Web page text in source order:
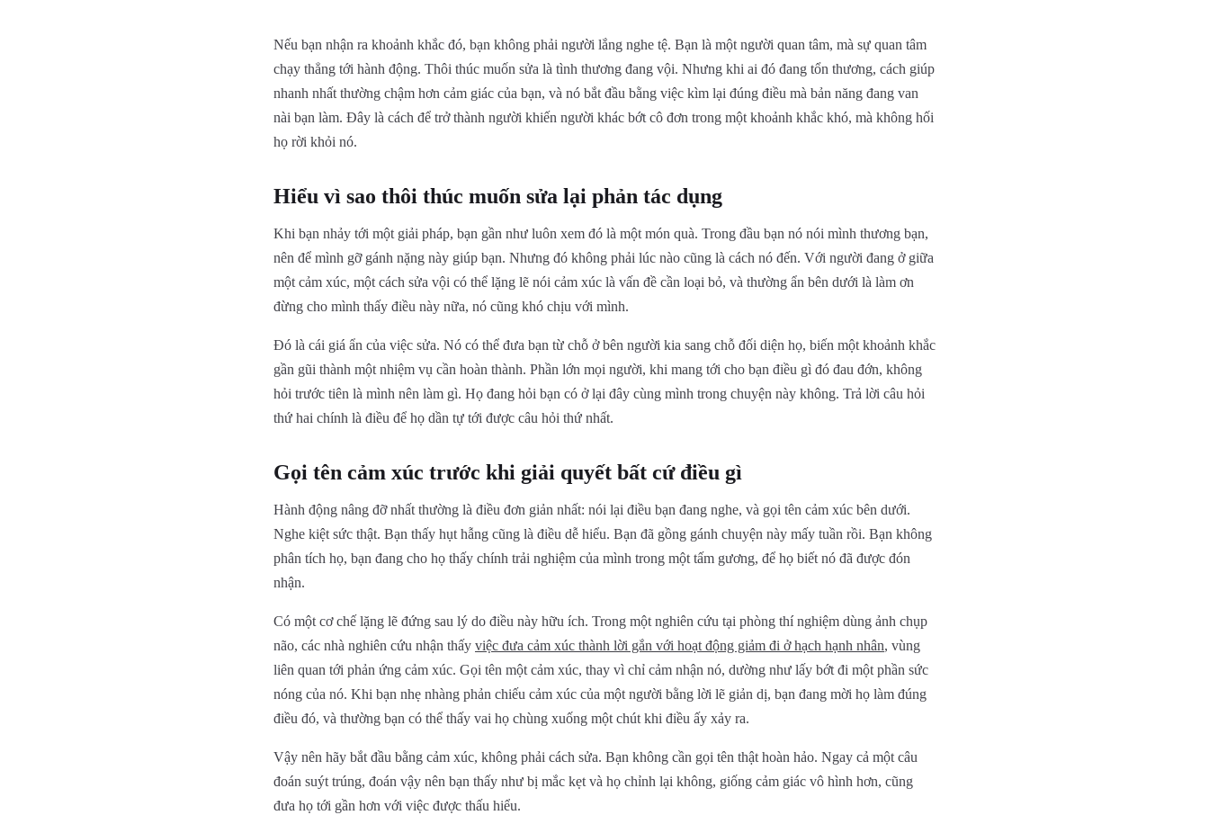
Nếu bạn nhận ra khoảnh khắc đó, bạn không phải người lắng nghe tệ. Bạn là một người quan tâm, mà sự quan tâm
chạy thẳng tới hành động. Thôi thúc muốn sửa là tình thương đang vội. Nhưng khi ai đó đang tổn thương, cách giúp
nhanh nhất thường chậm hơn cảm giác của bạn, và nó bắt đầu bằng việc kìm lại đúng điều mà bản năng đang van
nài bạn làm. Đây là cách để trở thành người khiến người khác bớt cô đơn trong một khoảnh khắc khó, mà không hối
họ rời khỏi nó.
Hiểu vì sao thôi thúc muốn sửa lại phản tác dụng
Khi bạn nhảy tới một giải pháp, bạn gần như luôn xem đó là một món quà. Trong đầu bạn nó nói mình thương bạn,
nên để mình gỡ gánh nặng này giúp bạn. Nhưng đó không phải lúc nào cũng là cách nó đến. Với người đang ở giữa
một cảm xúc, một cách sửa vội có thể lặng lẽ nói cảm xúc là vấn đề cần loại bỏ, và thường ẩn bên dưới là làm ơn
đừng cho mình thấy điều này nữa, nó cũng khó chịu với mình.
Đó là cái giá ẩn của việc sửa. Nó có thể đưa bạn từ chỗ ở bên người kia sang chỗ đối diện họ, biến một khoảnh khắc
gần gũi thành một nhiệm vụ cần hoàn thành. Phần lớn mọi người, khi mang tới cho bạn điều gì đó đau đớn, không
hỏi trước tiên là mình nên làm gì. Họ đang hỏi bạn có ở lại đây cùng mình trong chuyện này không. Trả lời câu hỏi
thứ hai chính là điều để họ dần tự tới được câu hỏi thứ nhất.
Gọi tên cảm xúc trước khi giải quyết bất cứ điều gì
Hành động nâng đỡ nhất thường là điều đơn giản nhất: nói lại điều bạn đang nghe, và gọi tên cảm xúc bên dưới.
Nghe kiệt sức thật. Bạn thấy hụt hẫng cũng là điều dễ hiểu. Bạn đã gồng gánh chuyện này mấy tuần rồi. Bạn không
phân tích họ, bạn đang cho họ thấy chính trải nghiệm của mình trong một tấm gương, để họ biết nó đã được đón
nhận.
Có một cơ chế lặng lẽ đứng sau lý do điều này hữu ích. Trong một nghiên cứu tại phòng thí nghiệm dùng ảnh chụp
não, các nhà nghiên cứu nhận thấy việc đưa cảm xúc thành lời gắn với hoạt động giảm đi ở hạch hạnh nhân, vùng
liên quan tới phản ứng cảm xúc. Gọi tên một cảm xúc, thay vì chỉ cảm nhận nó, dường như lấy bớt đi một phần sức
nóng của nó. Khi bạn nhẹ nhàng phản chiếu cảm xúc của một người bằng lời lẽ giản dị, bạn đang mời họ làm đúng
điều đó, và thường bạn có thể thấy vai họ chùng xuống một chút khi điều ấy xảy ra.
Vậy nên hãy bắt đầu bằng cảm xúc, không phải cách sửa. Bạn không cần gọi tên thật hoàn hảo. Ngay cả một câu
đoán suýt trúng, đoán vậy nên bạn thấy như bị mắc kẹt và họ chỉnh lại không, giống cảm giác vô hình hơn, cũng
đưa họ tới gần hơn với việc được thấu hiểu.